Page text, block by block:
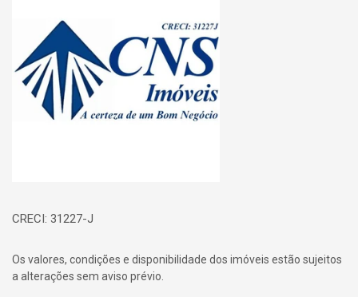
CRECI: 31227-J
Os valores, condições e disponibilidade dos imóveis estão sujeitos
a alterações sem aviso prévio.